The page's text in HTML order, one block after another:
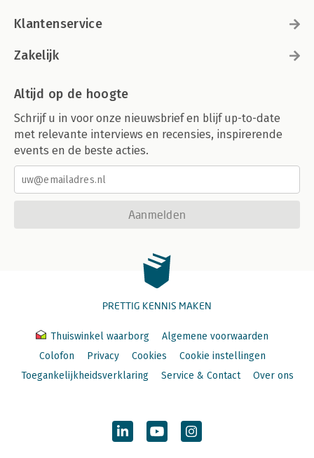
Klantenservice
Zakelijk
Altijd op de hoogte
Schrijf u in voor onze nieuwsbrief en blijf up-to-date
met relevante interviews en recensies, inspirerende
events en de beste acties.
Aanmelden
PRETTIG KENNIS MAKEN
Thuiswinkel waarborg
Algemene voorwaarden
Colofon
Privacy Cookies
Cookie instellingen
Toegankelijkheidsverklaring
Service & Contact Over ons